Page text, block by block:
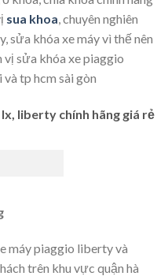
sua khoa , chuyên nghiên
sửa khóa xe máy vì thế nên
vị sửa khóa xe piaggio
tp hcm sài gòn
liberty chính hãng giá rẻ
máy piaggio liberty và
trên khu vực quận hà